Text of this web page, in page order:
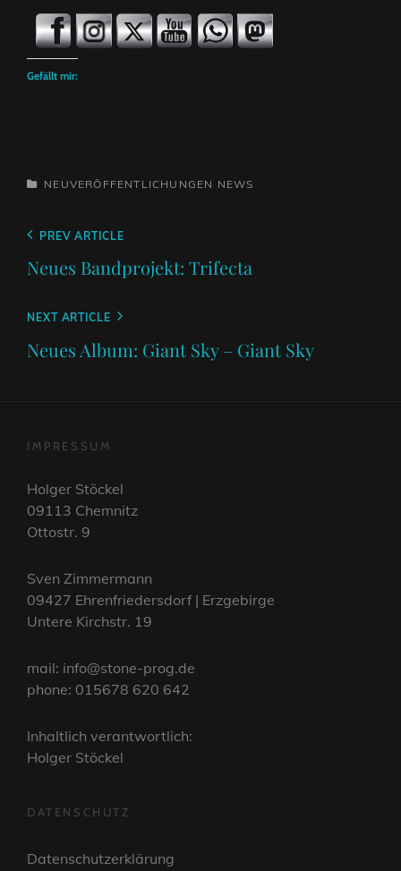
Gefällt mir:
CATEGORIES
NEUVERÖFFENTLICHUNGEN NEWS
Beitragsnavigation
Previous
PREV ARTICLE
Neues Bandprojekt: Trifecta
Next
NEXT ARTICLE
Neues Album: Giant Sky – Giant Sky
IMPRESSUM
Holger Stöckel
09113 Chemnitz
Ottostr. 9
Sven Zimmermann
09427 Ehrenfriedersdorf | Erzgebirge
Untere Kirchstr. 19
mail: info@stone-prog.de
phone: 015678 620 642
Inhaltlich verantwortlich:
Holger Stöckel
DATENSCHUTZ
Datenschutzerklärung